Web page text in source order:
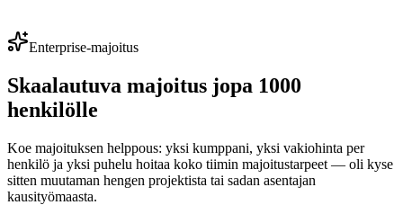
Enterprise-majoitus
Skaalautuva majoitus jopa 1000
henkilölle
Koe majoituksen helppous: yksi kumppani, yksi vakiohinta per
henkilö ja yksi puhelu hoitaa koko tiimin majoitustarpeet — oli kyse
sitten muutaman hengen projektista tai sadan asentajan
kausityömaasta.